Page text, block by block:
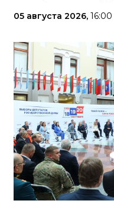
05 августа 2026, 16:00